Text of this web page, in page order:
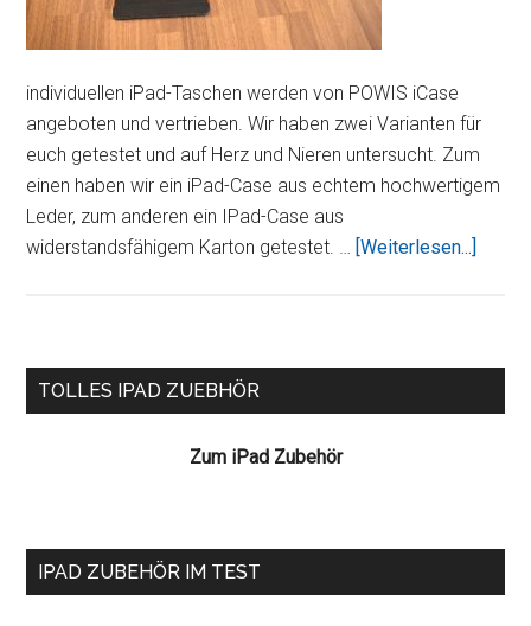
individuellen iPad-Taschen werden von POWIS iCase
angeboten und vertrieben. Wir haben zwei Varianten für
euch getestet und auf Herz und Nieren untersucht. Zum
einen haben wir ein iPad-Case aus echtem hochwertigem
Leder, zum anderen ein IPad-Case aus
widerstandsfähigem Karton getestet. … [Weiterlesen...]
Leder
Seitenspalte
TOLLES IPAD ZUEBHÖR
Zum iPad Zubehör
IPAD ZUBEHÖR IM TEST